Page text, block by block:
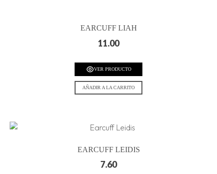
EARCUFF LIAH
11.00
VER PRODUCTO
AÑADIR A LA CARRITO
EARCUFF LEIDIS
7.60